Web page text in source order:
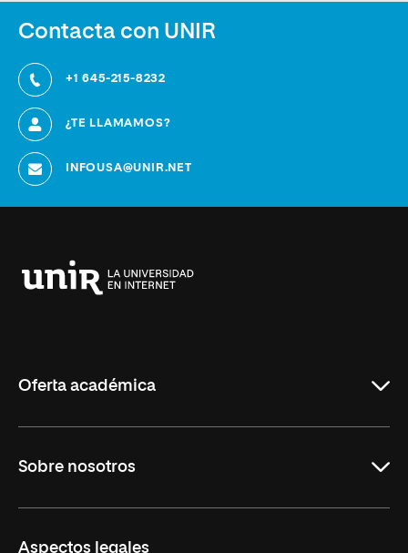
Contacta con UNIR
+1 645-215-8232
¿TE LLAMAMOS?
INFOUSA@UNIR.NET
Oferta académica
Derecho
Sobre nosotros
Aspectos legales